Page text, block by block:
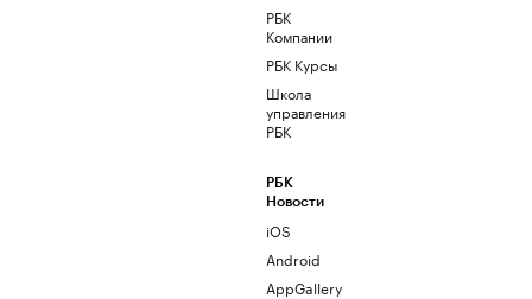
РБК
Компании
РБК Курсы
Школа
управления
РБК
РБК
Новости
iOS
Android
AppGallery